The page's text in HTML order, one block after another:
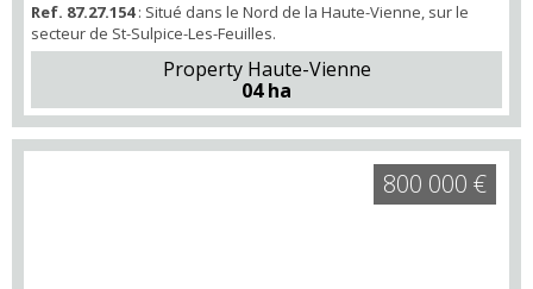
Ref. 87.27.154: Situé dans le Nord de la Haute-Vienne, sur le
secteur de St-Sulpice-Les-Feuilles.
Property Haute-Vienne
04 ha
800 000 €